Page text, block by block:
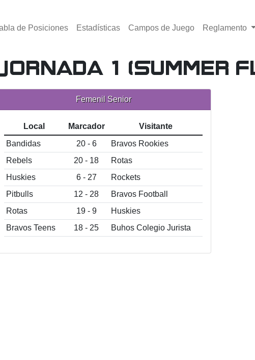
de Posiciones Estadísticas Campos de Juego Reglamento
1 (Summer
Femenil Senior
Local Marcador
Visitante
Bandidas
20 - 6
Bravos Rookies
Rebels
20 - 18
Rotas
Huskies
6 - 27
Rockets
Pitbulls
12 - 28
Bravos Football
Rotas
19 - 9
Huskies
Bravos Teens
18 - 25 Buhos Colegio Jurista